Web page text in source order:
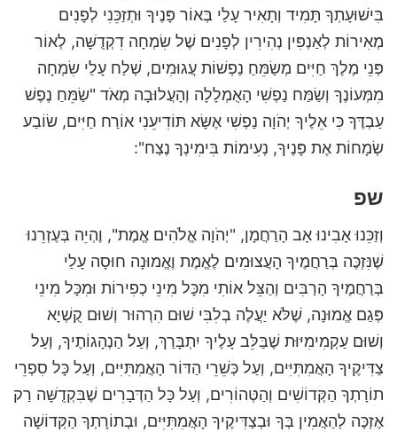
בִּישׁוּעָתְךָ תָּמִיד וְתָאִיר עָלַי בְּאוֹר פָּנֶיךָ וּתְזַכֵּנִי לְפָנִים
מְאִירוֹת לְאַנְפִּין נְהִירִין לְפָנִים שֶׁל שִׂמְחָה דִקְדֻשָּׁה, לְאוֹר
פְּנֵי מֶלֶךְ חַיִּים מְשַׂמֵּחַ נַפְשׁוֹת עֲגוּמִים, שְׁלַח עָלַי שִׂמְחָה
מִמְּעוֹנֶךָ וְשַׂמַּח נַפְשִׁי הָאֻמְלָלָה וְהָעֲלוּבָה מְאֹד "שַׂמֵּחַ נֶפֶשׁ
עַבְדֶּךָ כִּי אֵלֶיךָ יְהֹוָה נַפְשִׁי אֶשָּׂא תּוֹדִיעֵנִי אוֹרַח חַיִּים, שׂוֹבַע
שְׂמָחוֹת אֶת פָּנֶיךָ, נְעִימוֹת בִּימִינְךָ נֶצַח":
שפ
וְזַכֵּנוּ אָבִינוּ אָב הָרַחֲמָן, "יְהֹוָה אֱלֹהִים אֱמֶת", וֶהְיֵה בְּעֶזְרֵנוּ
שֶׁנִּזְכֶּה בְּרַחֲמֶיךָ הָעֲצוּמִים לֶאֱמֶת וֶאֱמוּנָה חוּסָה עָלַי
בְּרַחֲמֶיךָ הָרַבִּים וְהַצֵּל אוֹתִי מִכָּל מִינֵי כְפִירוֹת וּמִכָּל מִינֵי
פְּגַם אֱמוּנָה, שֶׁלֹּא יַעֲלֶה בְלִבִּי שׁוּם הִרְהוּר וְשׁוּם קֻשְׁיָא
וְשׁוּם עַקְמִימִיּוּת שֶׁבַּלֵּב עָלֶיךָ יִתְבָּרַךְ, וְעַל הַנְהָגוֹתֶיךָ, וְעַל
צַדִּיקֶיךָ הָאֲמִתִּיִּים, וְעַל כְּשֵׁרֵי הַדּוֹר הָאֲמִתִּיִּים, וְעַל כָּל סִפְרֵי
תוֹרָתְךָ הַקְּדוֹשִׁים וְהַטְּהוֹרִים, וְעַל כָּל הַדְּבָרִים שֶׁבִּקְדֻשָּׁה רַק
אֶזְכֶּה לְהַאֲמִין בְּךָ וּבְצַדִּיקֶיךָ הָאֲמִתִּיִּים, וּבְתוֹרָתְךָ הַקְּדוֹשָׁה